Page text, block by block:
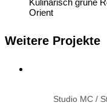
Kulinarisch grüne
Orient
Weitere Projekte
Studio MC /